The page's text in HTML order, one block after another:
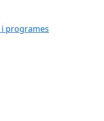
i programes